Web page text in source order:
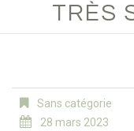
TRÈS
Sans catégorie
28 mars 2023